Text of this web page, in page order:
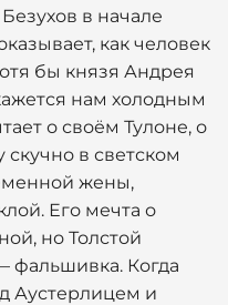
в начале
как человек
бы князя Андрея
нам холодным
о своём Тулоне, о
скучно в светском
жены,
Его мечта о
но Толстой
фальшивка. Когда
Аустерлицем и